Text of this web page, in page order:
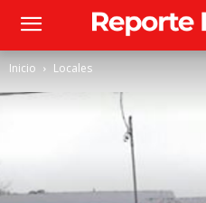
Inicio Locales